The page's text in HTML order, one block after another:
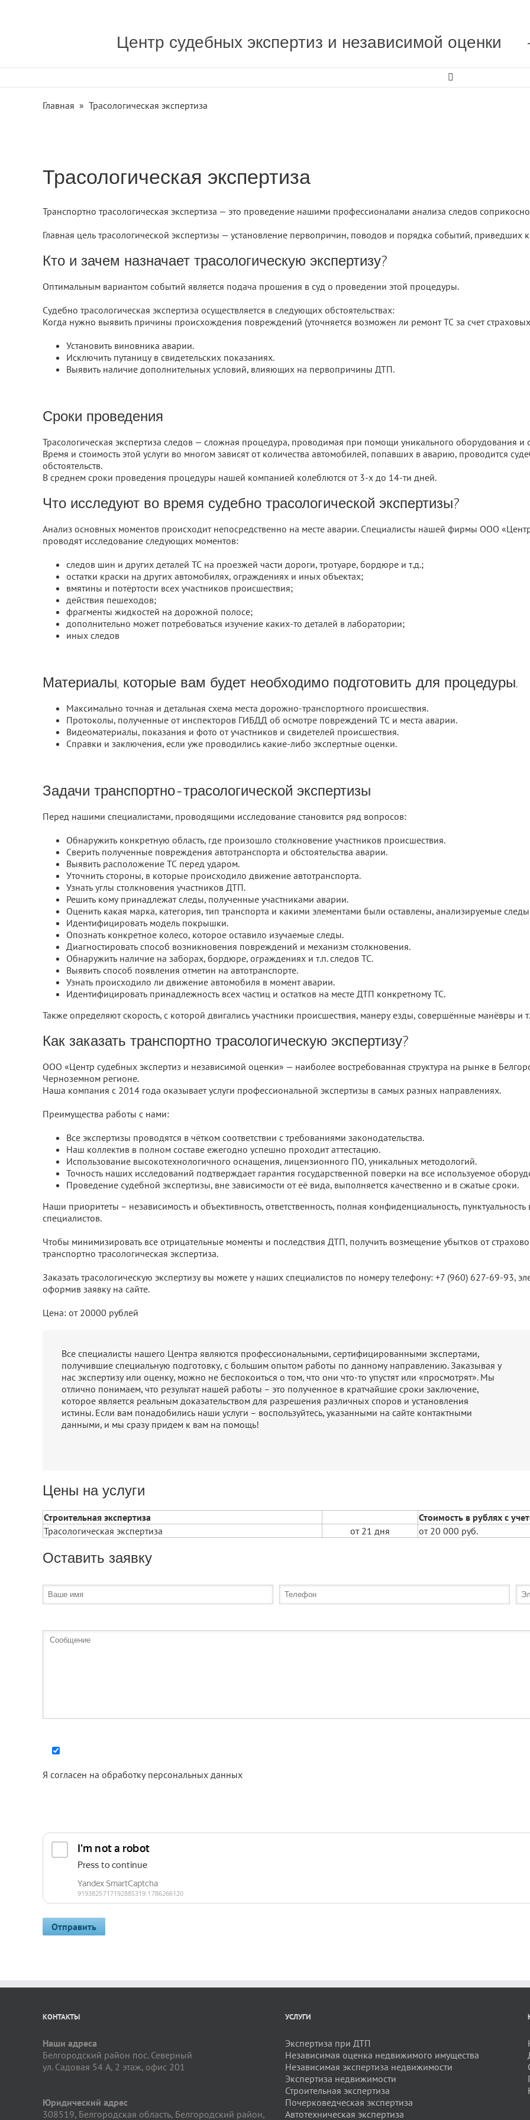
Центр судебных экспертиз и независимой оценки

Главная » Трасологическая экспертиза
Трасологическая экспертиза
Транспортно трасологическая экспертиза — это проведение нашими профессионалами анализа следов
Главная цель трасологической экспертизы — установление первопричин, поводов и порядка событий,
Кто и зачем назначает трасологическую экспертизу?
Оптимальным вариантом событий является подача прошения в суд о проведении этой процедуры.
Судебно трасологическая экспертиза осуществляется в следующих обстоятельствах:
Когда нужно выявить причины происхождения повреждений (уточняется возможен ли ремонт ТС за счет
Установить виновника аварии.
Исключить путаницу в свидетельских показаниях.
Выявить наличие дополнительных условий, влияющих на первопричины ДТП.
Сроки проведения
Трасологическая экспертиза следов — сложная процедура, проводимая при помощи уникального оборудования и
Время и стоимость этой услуги во многом зависят от количества автомобилей, попавших в аварию, проводится
обстоятельств.
В среднем сроки проведения процедуры нашей компанией колеблются от 3-х до 14-ти дней.
Что исследуют во время судебно трасологической экспертизы?
Анализ основных моментов происходит непосредственно на месте аварии. Специалисты нашей фирмы ООО
проводят исследование следующих моментов:
следов шин и других деталей ТС на проезжей части дороги, тротуаре, бордюре и т.д.;
остатки краски на других автомобилях, ограждениях и иных объектах;
вмятины и потёртости всех участников происшествия;
действия пешеходов;
фрагменты жидкостей на дорожной полосе;
дополнительно может потребоваться изучение каких-то деталей в лаборатории;
иных следов
Материалы, которые вам будет необходимо подготовить для процедуры.
Максимально точная и детальная схема места дорожно-транспортного происшествия.
Протоколы, полученные от инспекторов ГИБДД об осмотре повреждений ТС и места аварии.
Видеоматериалы, показания и фото от участников и свидетелей происшествия.
Справки и заключения, если уже проводились какие-либо экспертные оценки.
Задачи транспортно-трасологической экспертизы
Перед нашими специалистами, проводящими исследование становится ряд вопросов:
Обнаружить конкретную область, где произошло столкновение участников происшествия.
Сверить полученные повреждения автотранспорта и обстоятельства аварии.
Выявить расположение ТС перед ударом.
Уточнить стороны, в которые происходило движение автотранспорта.
Узнать углы столкновения участников ДТП.
Решить кому принадлежат следы, полученные участниками аварии.
Оценить какая марка, категория, тип транспорта и какими элементами были оставлены, анализируемые
Идентифицировать модель покрышки.
Опознать конкретное колесо, которое оставило изучаемые следы.
Диагностировать способ возникновения повреждений и механизм столкновения.
Обнаружить наличие на заборах, бордюре, ограждениях и т.п. следов ТС.
Выявить способ появления отметин на автотранспорте.
Узнать происходило ли движение автомобиля в момент аварии.
Идентифицировать принадлежность всех частиц и остатков на месте ДТП конкретному ТС.
Также определяют скорость, с которой двигались участники происшествия, манеру езды, совершённые манёвры и
Как заказать транспортно трасологическую экспертизу?
ООО «Центр судебных экспертиз и независимой оценки» — наиболее востребованная структура на рынке в
Черноземном регионе.
Наша компания с 2014 года оказывает услуги профессиональной экспертизы в самых разных направлениях.
Преимущества работы с нами:
Все экспертизы проводятся в чётком соответствии с требованиями законодательства.
Наш коллектив в полном составе ежегодно успешно проходит аттестацию.
Использование высокотехнологичного оснащения, лицензионного ПО, уникальных методологий.
Точность наших исследований подтверждает гарантия государственной поверки на все используемое
Проведение судебной экспертизы, вне зависимости от её вида, выполняется качественно и в сжатые сроки.
Наши приоритеты – независимость и объективность, ответственность, полная конфиденциальность,
специалистов.
Чтобы минимизировать все отрицательные моменты и последствия ДТП, получить возмещение убытков от
транспортно трасологическая экспертиза.
Заказать трасологическую экспертизу вы можете у наших специалистов по номеру телефону: +7 (960) 627-69-93,
оформив заявку на сайте.
Цена: от 20000 рублей
Все специалисты нашего Центра являются профессиональными, сертифицированными экспертами,
получившие специальную подготовку, с большим опытом работы по данному направлению. Заказывая у
нас экспертизу или оценку, можно не беспокоиться о том, что они что-то упустят или «просмотрят». Мы
отлично понимаем, что результат нашей работы – это полученное в кратчайшие сроки заключение,
которое является реальным доказательством для разрешения различных споров и установления
истины. Если вам понадобились наши услуги – воспользуйтесь, указанными на сайте контактными
данными, и мы сразу придем к вам на помощь!
Цены на услуги
Строительная экспертиза
Стоимость в рублях с
Трасологическая экспертиза
от 21 дня от 20 000 руб.
Оставить заявку
Я согласен на обработку персональных данных
КОНТАКТЫ
Наши адреса
Белгородский район пос. Северный
ул. Садовая 54 А, 2 этаж, офис 201
Юридический адрес
308519, Белгородская область, Белгородский район,
УСЛУГИ
Экспертиза при ДТП
Независимая оценка недвижимого имущества
Независимая экспертиза недвижимости
Экспертиза недвижимости
Строительная экспертиза
Почерковедческая экспертиза
Автотехническая экспертиза